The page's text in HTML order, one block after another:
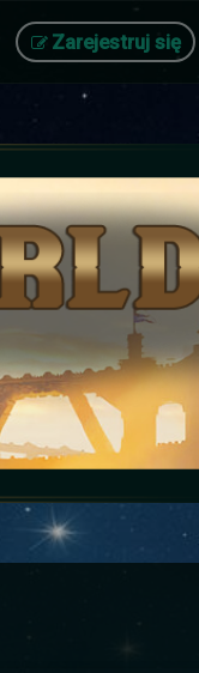
Zarejestruj się